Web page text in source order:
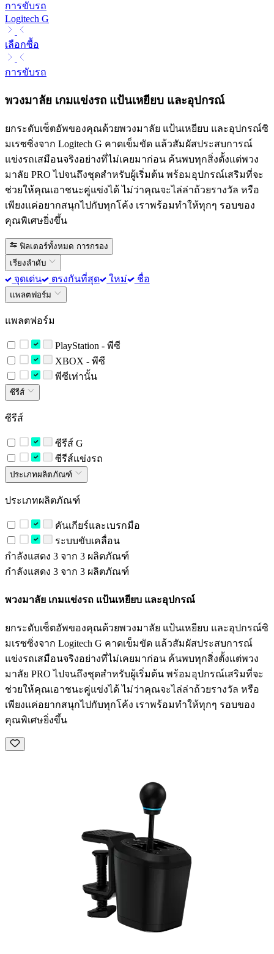
การขับรถ
Logitech G
เลือกซื้อ
การขับรถ
พวงมาลัย เกมแข่งรถ แป้นเหยียบ และอุปกรณ์
ยกระดับเซ็ตอัพของคุณด้วยพวงมาลัย แป้นเหยียบ และอุปกรณ์ซิ
มเรซซิ่งจาก Logitech G คาดเข็มขัด แล้วสัมผัสประสบการณ์
แข่งรถเสมือนจริงอย่างที่ไม่เคยมาก่อน ค้นพบทุกสิ่งตั้งแต่พวง
มาลัย PRO ไปจนถึงชุดสำหรับผู้เริ่มต้น พร้อมอุปกรณ์เสริมที่จะ
ช่วยให้คุณเอาชนะคู่แข่งได้ ไม่ว่าคุณจะไล่ล่าถ้วยรางวัล หรือ
เพียงแค่อยากสนุกไปกับทุกโค้ง เราพร้อมทำให้ทุกๆ รอบของ
คุณพิเศษยิ่งขึ้น
ฟิลเตอร์ทั้งหมด การกรอง
เรียงลำดับ
จุดเด่น ตรงกันที่สุด ใหม่ ชื่อ
แพลตฟอร์ม
แพลตฟอร์ม
PlayStation - พีซี
XBOX - พีซี
พีซีเท่านั้น
ซีรีส์
ซีรีส์
ซีรีส์ G
ซีรีส์แข่งรถ
ประเภทผลิตภัณฑ์
ประเภทผลิตภัณฑ์
คันเกียร์และเบรกมือ
ระบบขับเคลื่อน
กำลังแสดง 3 จาก 3 ผลิตภัณฑ์
กำลังแสดง 3 จาก 3 ผลิตภัณฑ์
พวงมาลัย เกมแข่งรถ แป้นเหยียบ และอุปกรณ์
ยกระดับเซ็ตอัพของคุณด้วยพวงมาลัย แป้นเหยียบ และอุปกรณ์ซิ
มเรซซิ่งจาก Logitech G คาดเข็มขัด แล้วสัมผัสประสบการณ์
แข่งรถเสมือนจริงอย่างที่ไม่เคยมาก่อน ค้นพบทุกสิ่งตั้งแต่พวง
มาลัย PRO ไปจนถึงชุดสำหรับผู้เริ่มต้น พร้อมอุปกรณ์เสริมที่จะ
ช่วยให้คุณเอาชนะคู่แข่งได้ ไม่ว่าคุณจะไล่ล่าถ้วยรางวัล หรือ
เพียงแค่อยากสนุกไปกับทุกโค้ง เราพร้อมทำให้ทุกๆ รอบของ
คุณพิเศษยิ่งขึ้น